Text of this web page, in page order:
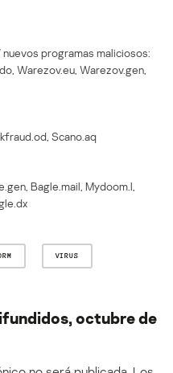
programas maliciosos:
Warezov.eu, Warezov.gen,
Scano.aq
Bagle.mail, Mydoom.l,
VIRUS
octubre de